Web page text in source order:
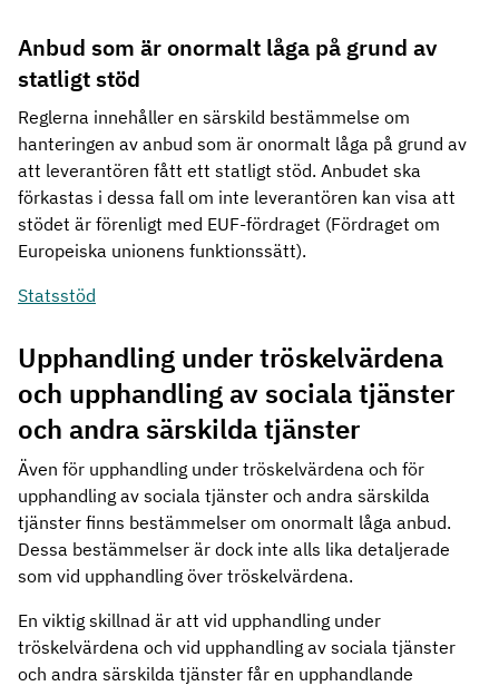
Anbud som är onormalt låga på grund av
statligt stöd
Reglerna innehåller en särskild bestämmelse om
hanteringen av anbud som är onormalt låga på grund av
att leverantören fått ett statligt stöd. Anbudet ska
förkastas i dessa fall om inte leverantören kan visa att
stödet är förenligt med EUF-fördraget (Fördraget om
Europeiska unionens funktionssätt).
Statsstöd
Upphandling under tröskelvärdena
och upphandling av sociala tjänster
och andra särskilda tjänster
Även för upphandling under tröskelvärdena och för
upphandling av sociala tjänster och andra särskilda
tjänster finns bestämmelser om onormalt låga anbud.
Dessa bestämmelser är dock inte alls lika detaljerade
som vid upphandling över tröskelvärdena.
En viktig skillnad är att vid upphandling under
tröskelvärdena och vid upphandling av sociala tjänster
och andra särskilda tjänster får en upphandlande